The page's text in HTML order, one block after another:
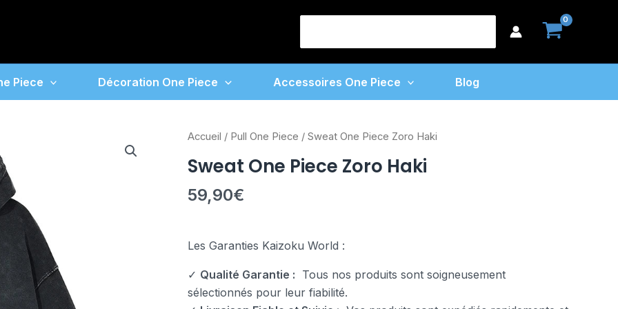
Piece Décoration One Piece Accessoires One Piece Blog
Accueil / Pull One Piece / Sweat One Piece Zoro Haki
Sweat One Piece Zoro Haki
59,90€
Les Garanties Kaizoku World :
✓ Qualité Garantie : Tous nos produits sont soigneusement
sélectionnés pour leur fiabilité.
quantité
Sweat
One
Piece
Haki